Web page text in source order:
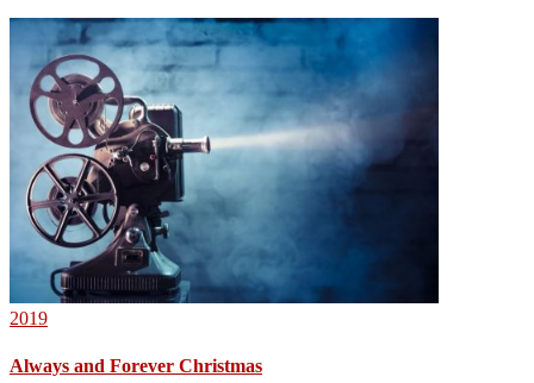
2019
Always and Forever Christmas